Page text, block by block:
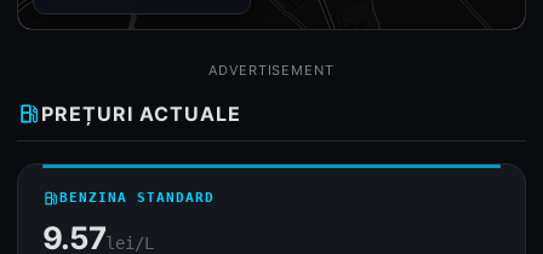
ADVERTISEMENT
local_gas_station PREȚURI ACTUALE
local_gas_stationBENZINA STANDARD
9.57lei/L